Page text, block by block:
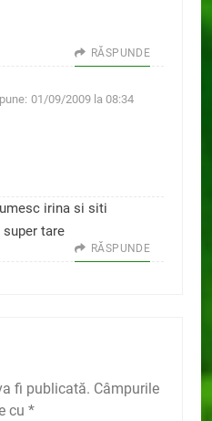
RĂSPUNDE
01/09/2009 la 08:34
irina si siti
tare
RĂSPUNDE
fi publicată. Câmpurile
cu *